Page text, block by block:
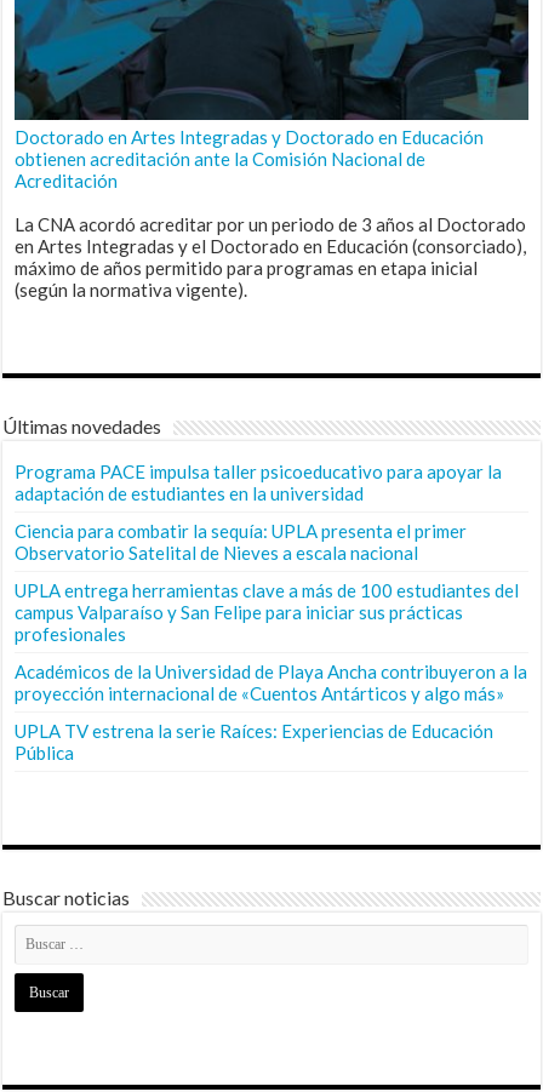
Doctorado en Artes Integradas y Doctorado en Educación
obtienen acreditación ante la Comisión Nacional de
Acreditación
La CNA acordó acreditar por un periodo de 3 años al Doctorado
en Artes Integradas y el Doctorado en Educación (consorciado),
máximo de años permitido para programas en etapa inicial
(según la normativa vigente).
Últimas novedades
Programa PACE impulsa taller psicoeducativo para apoyar la
adaptación de estudiantes en la universidad
Ciencia para combatir la sequía: UPLA presenta el primer
Observatorio Satelital de Nieves a escala nacional
UPLA entrega herramientas clave a más de 100 estudiantes del
campus Valparaíso y San Felipe para iniciar sus prácticas
profesionales
Académicos de la Universidad de Playa Ancha contribuyeron a la
proyección internacional de «Cuentos Antárticos y algo más»
UPLA TV estrena la serie Raíces: Experiencias de Educación
Pública
Buscar noticias